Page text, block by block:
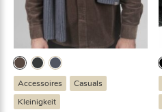
Accessoires
Casuals
Kleinigkeit